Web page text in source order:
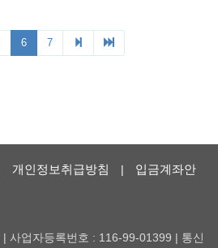
개인정보취급방침 |
입금계좌안
사업자등록번호 : 116-99-01399 | 통신